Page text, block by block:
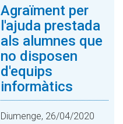
Agraïment per
l'ajuda prestada
als alumnes que
no disposen
d'equips
informàtics
Diumenge, 26/04/2020